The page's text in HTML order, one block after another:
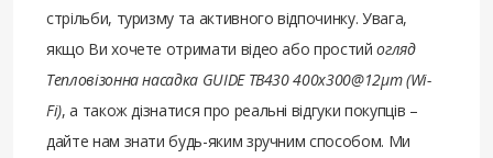
стрільби, туризму та активного відпочинку. Увага,
якщо Ви хочете отримати відео або простийогляд
Тепловізонна насадка GUIDE TB430 400x300@12μm (Wi-
Fi), а також дізнатися про реальні відгуки покупців –
дайте нам знати будь-яким зручним способом. Ми